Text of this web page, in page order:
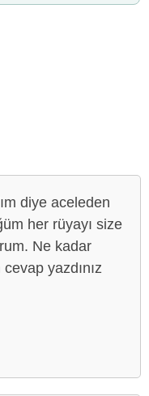
diye aceleden
her rüyayı size
Ne kadar
yazdınız